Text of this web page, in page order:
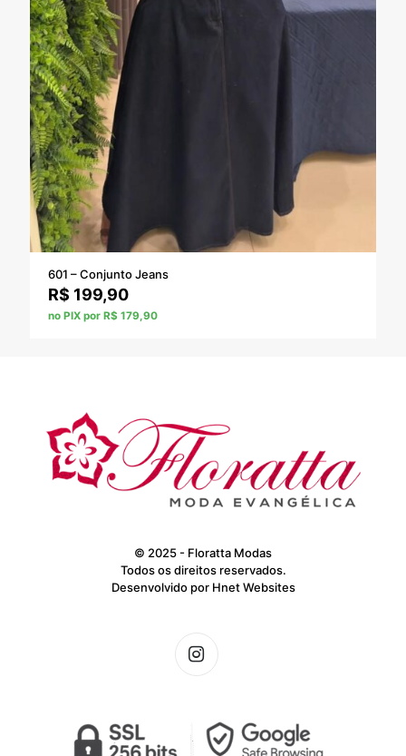
601 – Conjunto Jeans
R$ 199,90
no PIX por R$ 179,90
© 2025 - Floratta Modas
Todos os direitos reservados.
Desenvolvido por Hnet Websites